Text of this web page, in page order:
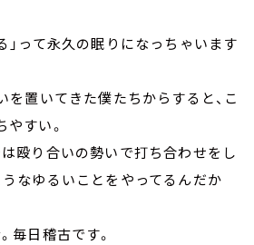
」って永久の眠りになっちゃいます
を置いてきた僕たちからすると、こ
すい。
殴り合いの勢いで打ち合わせをし
なゆるいことをやってるんだか
毎日稽古です。